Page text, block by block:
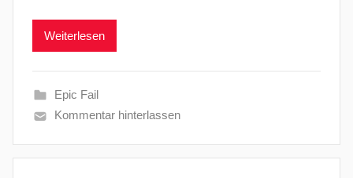
Weiterlesen
Epic Fail
Kommentar hinterlassen